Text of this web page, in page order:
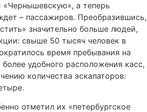
а теперь
– пассажиров. Преобразившись,
значительно больше людей,
свыше 50 тысяч человек в
время пребывания на
удобного расположения касс,
количества эскалаторов:
отметил их «петербургское